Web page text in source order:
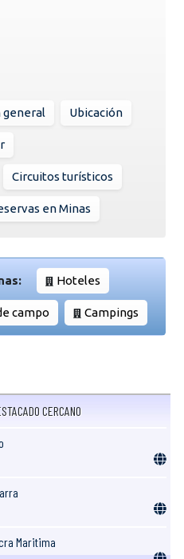
Ubicación
Circuitos turísticos
en Minas
Hoteles
campo Campings
CERCANO
Maritima